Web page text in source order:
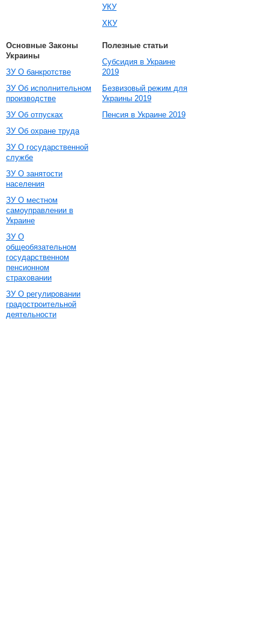
УКУ
ХКУ
Основные Законы
Украины
ЗУ О банкротстве
ЗУ Об исполнительном
производстве
ЗУ Об отпусках
ЗУ Об охране труда
ЗУ О государственной
службе
ЗУ О занятости
населения
ЗУ О местном
самоуправлении в
Украине
ЗУ О
общеобязательном
государственном
пенсионном
страховании
ЗУ О регулировании
градостроительной
деятельности
Полезные статьи
Субсидия в Украине
2019
Безвизовый режим для
Украины 2019
Пенсия в Украине 2019